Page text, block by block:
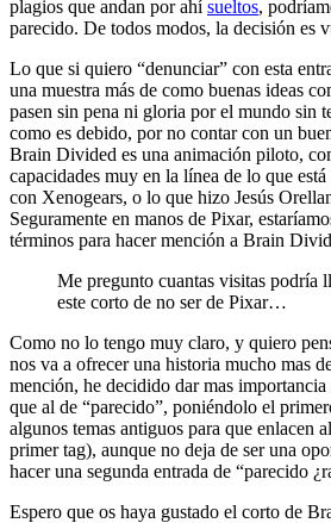
plagios que andan por ahí sueltos,
parecido. De todos modos, la decisión es
Lo que si quiero “denunciar” con esta
una muestra más de como buenas ideas
pasen sin pena ni gloria por el mundo sin
como es debido, por no contar con un
Brain Divided es una animación piloto,
capacidades muy en la línea de lo que
con Xenogears, o lo que hizo Jesús
Seguramente en manos de Pixar,
términos para hacer mención a Brain
Me pregunto cuantas visitas podría
este corto de no ser de Pixar…
Como no lo tengo muy claro, y quiero
nos va a ofrecer una historia mucho mas
mención, he decidido dar mas
que al de “parecido”, poniéndolo el
algunos temas antiguos para que enlacen
primer tag), aunque no deja de ser una
hacer una segunda entrada de “parecido
Espero que os haya gustado el corto de